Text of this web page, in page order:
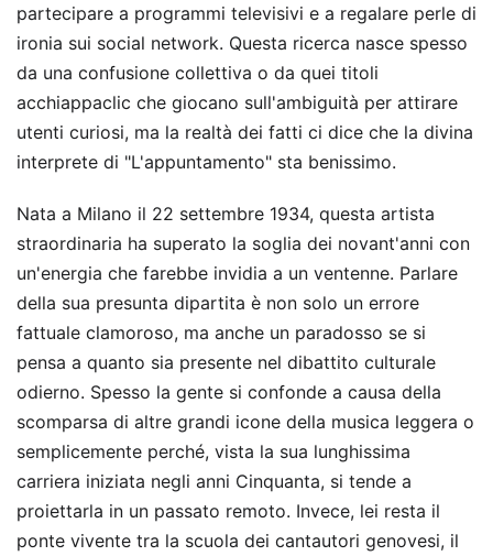
partecipare a programmi televisivi e a regalare perle di
ironia sui social network. Questa ricerca nasce spesso
da una confusione collettiva o da quei titoli
acchiappaclic che giocano sull'ambiguità per attirare
utenti curiosi, ma la realtà dei fatti ci dice che la divina
interprete di "L'appuntamento" sta benissimo.
Nata a Milano il 22 settembre 1934, questa artista
straordinaria ha superato la soglia dei novant'anni con
un'energia che farebbe invidia a un ventenne. Parlare
della sua presunta dipartita è non solo un errore
fattuale clamoroso, ma anche un paradosso se si
pensa a quanto sia presente nel dibattito culturale
odierno. Spesso la gente si confonde a causa della
scomparsa di altre grandi icone della musica leggera o
semplicemente perché, vista la sua lunghissima
carriera iniziata negli anni Cinquanta, si tende a
proiettarla in un passato remoto. Invece, lei resta il
ponte vivente tra la scuola dei cantautori genovesi, il